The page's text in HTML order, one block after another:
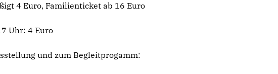
4 Euro, Familienticket ab 16 Euro
Uhr: 4 Euro
und zum Begleitprogamm: